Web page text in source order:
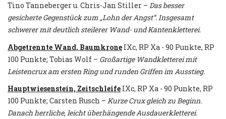
Tino Tanneberger u. Chris-Jan Stiller – Das besser
gesicherte Gegenstück zum „Lohn der Angst“. Insgesamt
schwerer mit deutlich steilerer Wand- und Kantenkletterei.
Abgetrennte Wand, Baumkrone IXc, RP Xa - 90 Punkte, RP
100 Punkte; Tobias Wolf – Großartige Wandkletterei mit
Leistencrux am ersten Ring und runden Griffen im Ausstieg.
Hauptwiesenstein, Zeitschleife IXc, RP Xa - 90 Punkte, RP
100 Punkte; Carsten Rusch – Kurze Crux gleich zu Beginn.
Danach herrliche, leicht überhängende Ausdauerkletterei.